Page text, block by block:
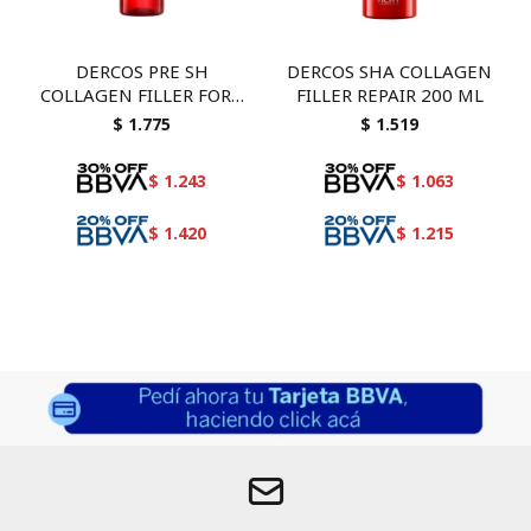
DERCOS PRE SH
COLLAGEN FILLER FORT
150
$ 1.775
$ 1.243
$ 1.420
DERCOS SHA COLLAGEN
FILLER REPAIR 200 ML
$ 1.519
$ 1.063
$ 1.215